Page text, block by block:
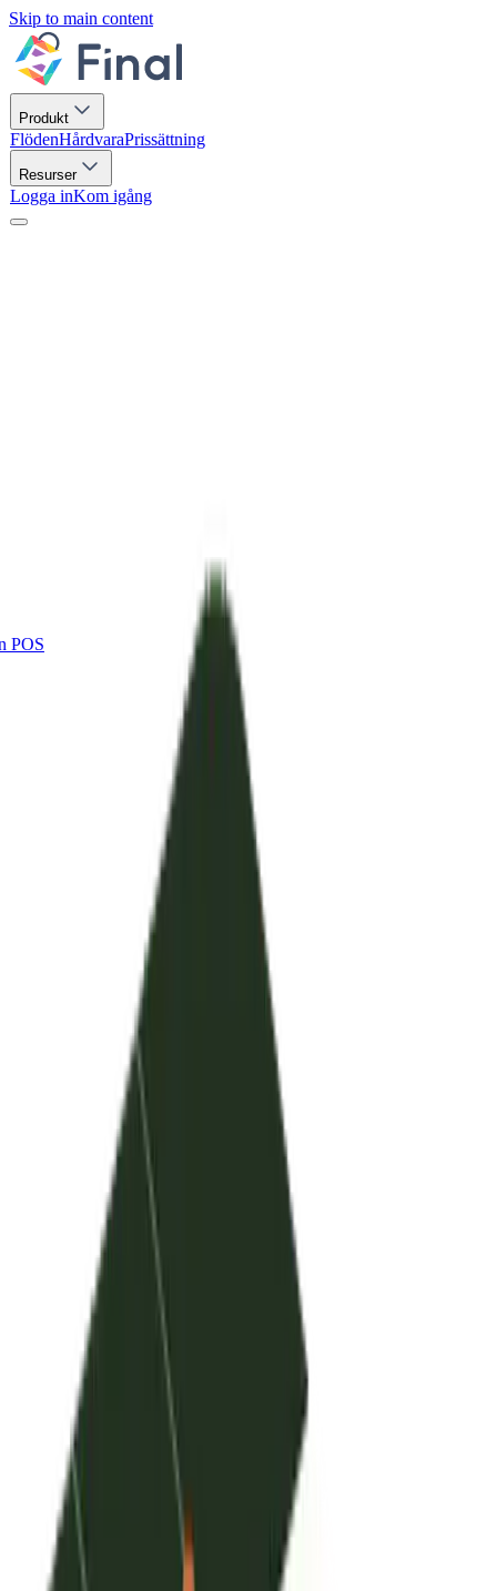
Skip to main content
Produkt
FlödenHårdvaraPrissättning
Resurser
Logga inKom igång
POS